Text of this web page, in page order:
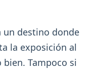
un destino donde
la exposición al
Tampoco si